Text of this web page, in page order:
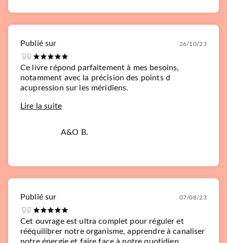
Publié sur 26/10/23
Ce livre répond parfaitement à mes besoins,
notamment avec la précision des points d
acupression sur les méridiens.
Lire la suite
A&O B.
Publié sur 07/08/23
Cet ouvrage est ultra complet pour réguler et
rééquilibrer notre organisme, apprendre à canaliser
notre énergie et faire face à notre quotidien.